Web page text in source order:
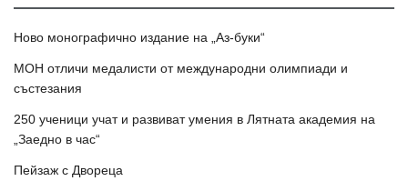
Ново монографично издание на „Аз-буки“
МОН отличи медалисти от международни олимпиади и
състезания
250 ученици учат и развиват умения в Лятната академия на
„Заедно в час“
Пейзаж с Двореца